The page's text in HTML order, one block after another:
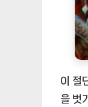
이 절
을 벗